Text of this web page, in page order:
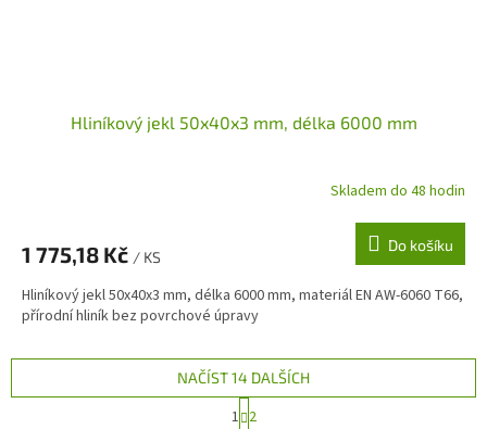
Hliníkový jekl 50x40x3 mm, délka 6000 mm
Skladem do 48 hodin
1 775,18 Kč / KS
Do košíku
Hliníkový jekl 50x40x3 mm, délka 6000 mm, materiál EN AW-6060 T66,
přírodní hliník bez povrchové úpravy
NAČÍST 14 DALŠÍCH
t
1 2